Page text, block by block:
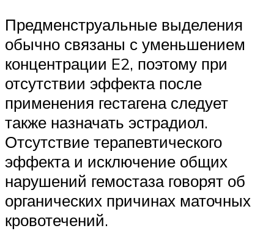
Предменструальные выделения
обычно связаны с уменьшением
концентрации E2, поэтому при
отсутствии эффекта после
применения гестагена следует
также назначать эстрадиол.
Отсутствие терапевтического
эффекта и исключение общих
нарушений гемостаза говорят об
органических причинах маточных
кровотечений.